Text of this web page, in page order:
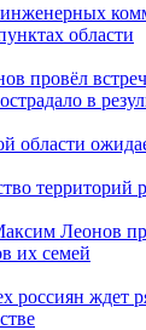
области
провёл
в
области
территорий
Леонов
их семей
россиян ждет